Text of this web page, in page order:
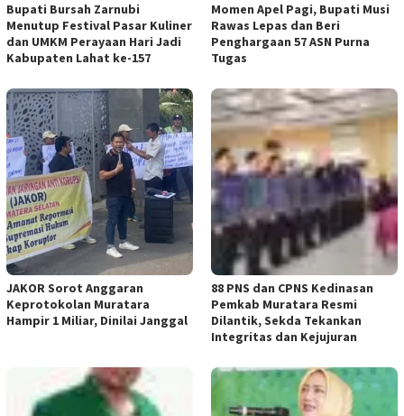
Bupati Bursah Zarnubi
Menutup Festival Pasar Kuliner
dan UMKM Perayaan Hari Jadi
Kabupaten Lahat ke-157
Momen Apel Pagi, Bupati Musi
Rawas Lepas dan Beri
Penghargaan 57 ASN Purna
Tugas
JAKOR Sorot Anggaran
Keprotokolan Muratara
Hampir 1 Miliar, Dinilai Janggal
88 PNS dan CPNS Kedinasan
Pemkab Muratara Resmi
Dilantik, Sekda Tekankan
Integritas dan Kejujuran